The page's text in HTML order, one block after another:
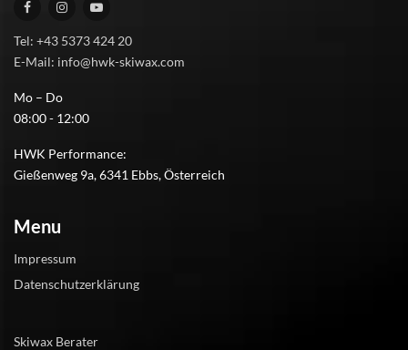
Tel: +43 5373 424 20
E-Mail: info@hwk-skiwax.com
Mo – Do
08:00 - 12:00
HWK Performance:
Gießenweg 9a, 6341 Ebbs, Österreich
Menu
Impressum
Datenschutzerklärung
Skiwax Berater